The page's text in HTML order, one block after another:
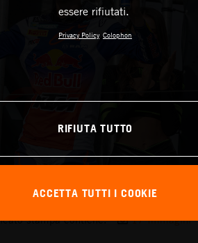
2023 MXGP Afyon KTM 250 SX-F
stampa contiene: 17 Immagini
essere rifiutati.
Privacy Policy Colophon
RIFIUTA TUTTO
ACCETTA TUTTI I COOKIE